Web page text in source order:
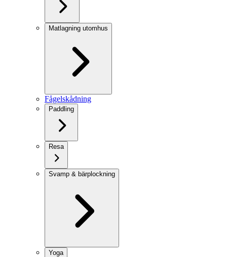
Matlagning utomhus
Fågelskådning
Paddling
Resa
Svamp & bärplockning
Yoga